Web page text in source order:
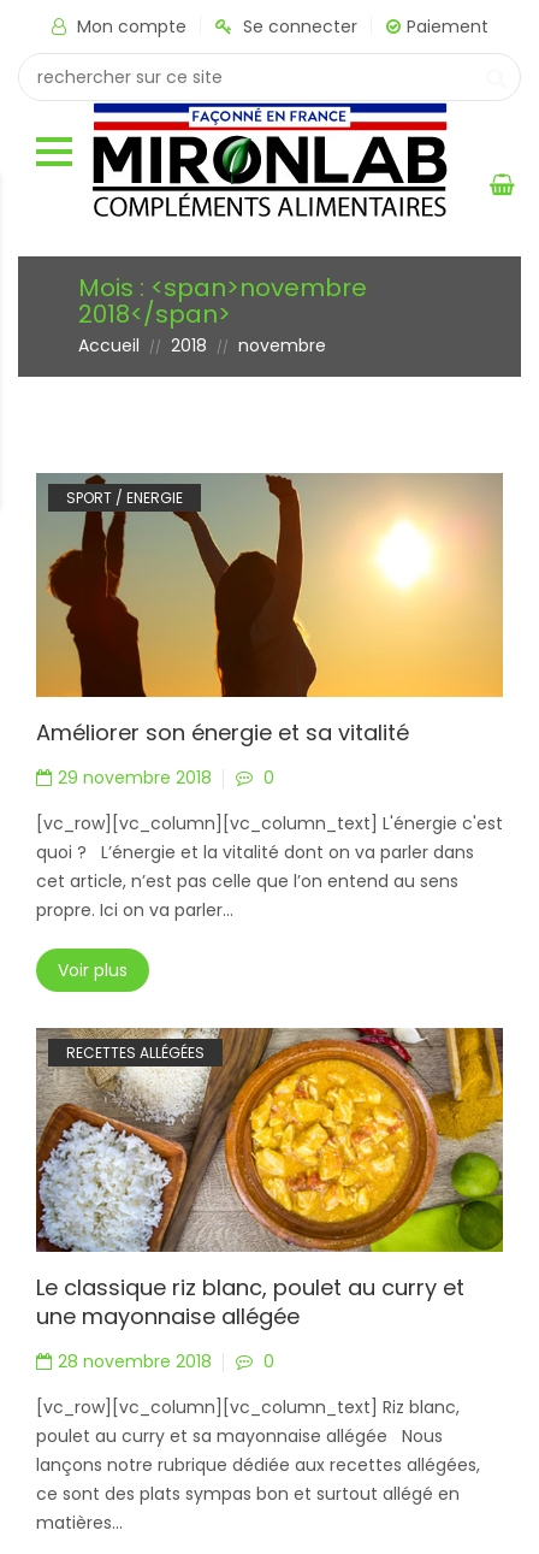
Mon compte Se connecter Paiement
Mois : <span>novembre
2018</span>
Accueil // 2018 // novembre
SPORT / ENERGIE
Améliorer son énergie et sa vitalité
29 novembre 2018
0
[vc_row][vc_column][vc_column_text] L'énergie c'est
quoi ? L’énergie et la vitalité dont on va parler dans
cet article, n’est pas celle que l’on entend au sens
propre. Ici on va parler...
Voir plus
RECETTES ALLÉGÉES
Le classique riz blanc, poulet au curry et
une mayonnaise allégée
28 novembre 2018
0
[vc_row][vc_column][vc_column_text] Riz blanc,
poulet au curry et sa mayonnaise allégée Nous
lançons notre rubrique dédiée aux recettes allégées,
ce sont des plats sympas bon et surtout allégé en
matières...